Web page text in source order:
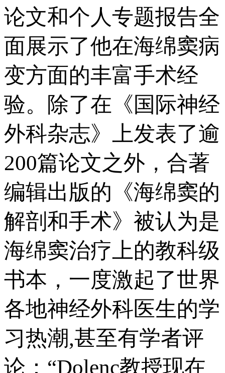
论文和个人专题报告全
面展示了他在海绵窦病
变方面的丰富手术经
验。除了在《国际神经
外科杂志》上发表了逾
200篇论文之外，合著
编辑出版的《海绵窦的
解剖和手术》被认为是
海绵窦治疗上的教科级
书本，一度激起了世界
各地神经外科医生的学
习热潮,甚至有学者评
论：“Dolenc教授现在